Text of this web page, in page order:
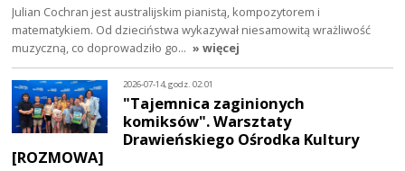
Julian Cochran jest australijskim pianistą, kompozytorem i
matematykiem. Od dzieciństwa wykazywał niesamowitą wrażliwość
muzyczną, co doprowadziło go… » więcej
2026-07-14, godz. 02:01
"Tajemnica zaginionych
komiksów". Warsztaty
Drawieńskiego Ośrodka Kultury
[ROZMOWA]